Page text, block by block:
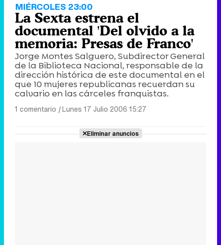
MIÉRCOLES 23:00
La Sexta estrena el
documental 'Del olvido a la
memoria: Presas de Franco'
Jorge Montes Salguero, Subdirector General
de la Biblioteca Nacional, responsable de la
dirección histórica de este documental en el
que 10 mujeres republicanas recuerdan su
calvario en las cárceles franquistas.
1 comentario |Lunes 17 Julio 2006 15:27
Eliminar anuncios